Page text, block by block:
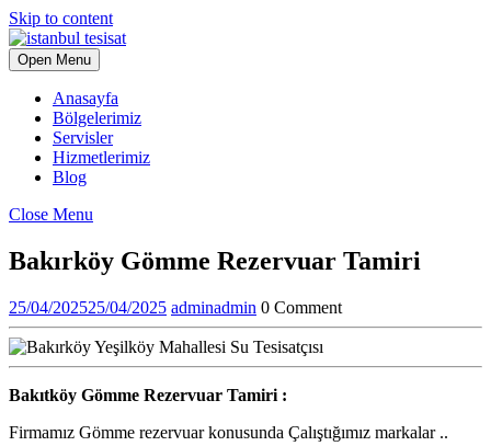
Skip to content
Open Menu
Anasayfa
Bölgelerimiz
Servisler
Hizmetlerimiz
Blog
Close Menu
Bakırköy Gömme Rezervuar Tamiri
25/04/202525/04/2025 adminadmin 0 Comment
Bakıtköy Gömme Rezervuar Tamiri :
Firmamız Gömme rezervuar konusunda Çalıştığımız markalar ..